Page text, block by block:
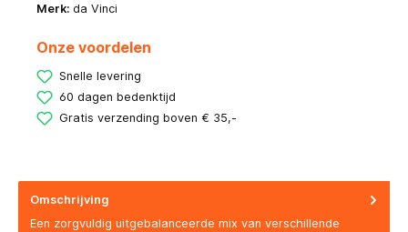
Merk: da Vinci
Onze voordelen
Snelle levering
60 dagen bedenktijd
Gratis verzending boven € 35,-
Omschrijving
Een zorgvuldig uitgebalanceerde mix van verschillende